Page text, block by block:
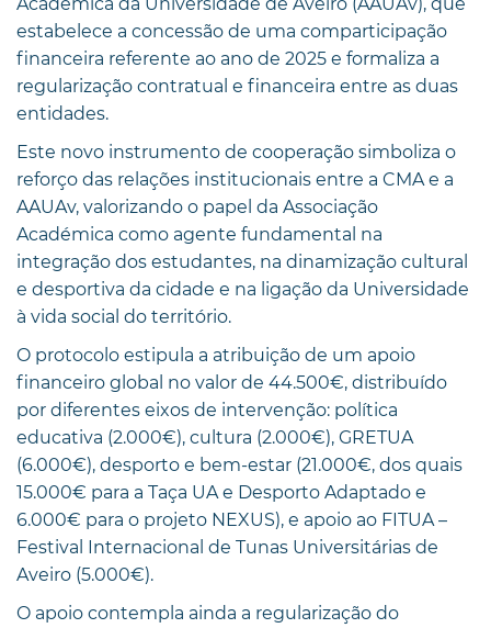
estabelece a concessão de uma comparticipação
financeira referente ao ano de 2025 e formaliza a
regularização contratual e financeira entre as duas
entidades.
Este novo instrumento de cooperação simboliza o
reforço das relações institucionais entre a CMA e a
AAUAv, valorizando o papel da Associação
Académica como agente fundamental na
integração dos estudantes, na dinamização cultural
e desportiva da cidade e na ligação da Universidade
à vida social do território.
O protocolo estipula a atribuição de um apoio
financeiro global no valor de 44.500€, distribuído
por diferentes eixos de intervenção: política
educativa (2.000€), cultura (2.000€), GRETUA
(6.000€), desporto e bem-estar (21.000€, dos quais
15.000€ para a Taça UA e Desporto Adaptado e
6.000€ para o projeto NEXUS), e apoio ao FITUA –
Festival Internacional de Tunas Universitárias de
Aveiro (5.000€).
O apoio contempla ainda a regularização do